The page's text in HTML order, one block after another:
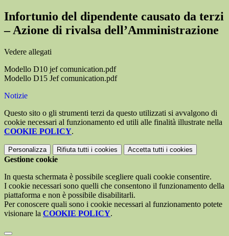
Infortunio del dipendente causato da terzi
– Azione di rivalsa dell’Amministrazione
Vedere allegati
Modello D10 jef comunication.pdf
Modello D15 Jef comunication.pdf
Notizie
Questo sito o gli strumenti terzi da questo utilizzati si avvalgono di
cookie necessari al funzionamento ed utili alle finalità illustrate nella
COOKIE POLICY.
Personalizza Rifiuta tutti i cookies Accetta tutti i cookies
Gestione cookie
In questa schermata è possibile scegliere quali cookie consentire.
I cookie necessari sono quelli che consentono il funzionamento della
piattaforma e non è possibile disabilitarli.
Per conoscere quali sono i cookie necessari al funzionamento potete
visionare la COOKIE POLICY.